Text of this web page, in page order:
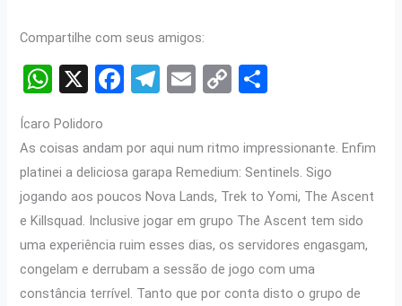
Compartilhe com seus amigos:
W
at
s
A
p
p
X
F
ce
b
o
o
k
T
e
gr
a
m
E
ail
C
py
Li
n
k
ar
e
Ícaro Polidoro
As coisas andam por aqui num ritmo impressionante. Enfim
platinei a deliciosa garapa Remedium: Sentinels. Sigo
jogando aos poucos Nova Lands, Trek to Yomi, The Ascent
e Killsquad. Inclusive jogar em grupo The Ascent tem sido
uma experiência ruim esses dias, os servidores engasgam,
congelam e derrubam a sessão de jogo com uma
constância terrível. Tanto que por conta disto o grupo de